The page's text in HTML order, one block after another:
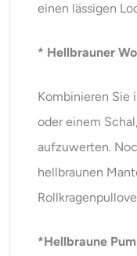
einen lässigen
* Hellbrauner
Kombinieren Sie
oder einem
aufzuwerten.
hellbraunen
*Hellbraune